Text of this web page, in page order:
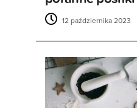
12 października 2023